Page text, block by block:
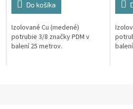
Do košíka
Izolované Cu (medené)
potrubie 3/8 značky PDM v
balení 25 metrov.